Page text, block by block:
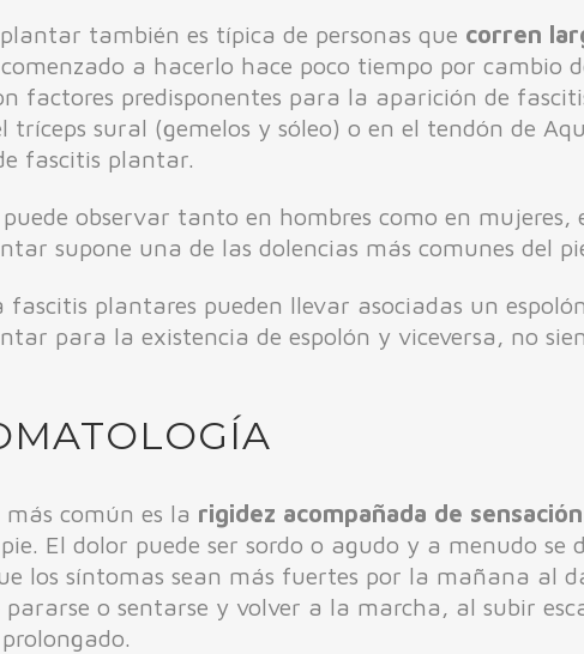
también es típica de personas que corren
a hacerlo hace poco tiempo por cambio
factores predisponentes para la aparición de
tríceps sural (gemelos y sóleo) o en el tendón de
fascitis plantar.
puede observar tanto en hombres como en
supone una de las dolencias más comunes del
fascitis plantares pueden llevar asociadas un
para la existencia de espolón y viceversa, no
común es la rigidez acompañada de
El dolor puede ser sordo o agudo y a menudo se
los síntomas sean más fuertes por la mañana al
pararse o sentarse y volver a la marcha, al subir